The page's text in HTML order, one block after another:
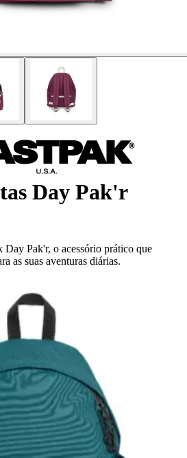
Day Pak'r
Day Pak'r, o acessório prático que
as suas aventuras diárias.